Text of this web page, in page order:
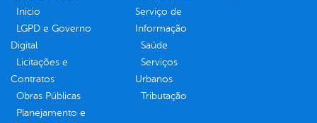
Inicio
LGPD e Governo
Digital
Licitações e
Contratos
Obras Públicas
Planejamento e
Serviço de
Informação
Saúde
Serviços
Urbanos
Tributação